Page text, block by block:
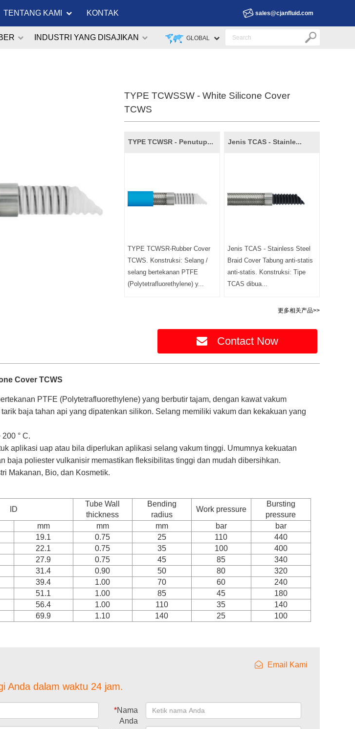
TENTANG KAMI KONTAK sales@cjanfluid.com
GLOBAL
INDUSTRI YANG DISAJIKAN
TYPE TCWSSW - White Silicone Cover
TCWS
TYPE TCWSR - Penutup...
TYPE TCWSR-Rubber Cover
TCWS. Konstruksi: Selang /
selang bertekanan PTFE
(Polytetrafluorethylene) y...
Jenis TCAS - Stainle...
Jenis TCAS - Stainless Steel
Braid Cover Tabung anti-statis
anti-statis. Konstruksi: Tipe
TCAS dibua...
更多相关产品>>
Contact Now
Cover TCWS
PTFE (Polytetrafluorethylene) yang berbutir tajam, dengan kawat vakum
baja tahan api yang dipatenkan silikon. Selang memiliki vakum dan kekakuan yang
200 ° C.
aplikasi uap atau bila diperlukan aplikasi selang vakum tinggi. Umumnya kekuatan
baja poliester vulkanisir memastikan fleksibilitas tinggi dan mudah dibersihkan.
Makanan, Bio, dan Kosmetik.
ID
Tube Wall
thickness
Bending
radius
Work pressure
Bursting
pressure
mm mm mm bar
bar
19.1 0.75 25 110
440
22.1 0.75 35 100
400
27.9 0.75 45 85
340
31.4 0.90 50 80
320
39.4 1.00 70 60
240
51.1 1.00 85 45
180
56.4 1.00 110 35
140
69.9 1.10 140 25 100
Email Kami
Anda dalam waktu 24 jam.
*Nama
Anda